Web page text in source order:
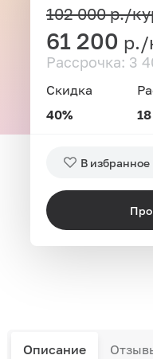
102 000р./
61 200 р./
Рассрочка: 3
Скидка
40%
В избранное
Описание